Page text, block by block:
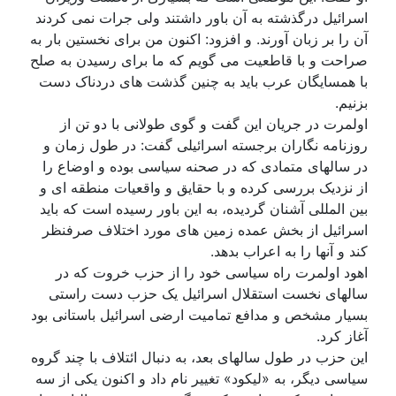
اسرائیل درگذشته به آن باور داشتند ولی جرات نمی کردند
آن را بر زبان آورند. و افزود: اکنون من برای نخستین بار به
صراحت و با قاطعیت می گویم که ما برای رسیدن به صلح
با همسایگان عرب باید به چنین گذشت های دردناک دست
بزنیم.
اولمرت در جریان این گفت و گوی طولانی با دو تن از
روزنامه نگاران برجسته اسرائیلی گفت: در طول زمان و
در سالهای متمادی که در صحنه سیاسی بوده و اوضاع را
از نزدیک بررسی کرده و با حقایق و واقعیات منطقه ای و
بین المللی آشنان گردیده، به این باور رسیده است که باید
اسرائیل از بخش عمده زمین های مورد اختلاف صرفنظر
کند و آنها را به اعراب بدهد.
اهود اولمرت راه سیاسی خود را از حزب خروت که در
سالهای نخست استقلال اسرائیل یک حزب دست راستی
بسیار مشخص و مدافع تمامیت ارضی اسرائیل باستانی بود
آغاز کرد.
این حزب در طول سالهای بعد، به دنبال ائتلاف با چند گروه
سیاسی دیگر، به «لیکود» تغییر نام داد و اکنون یکی از سه